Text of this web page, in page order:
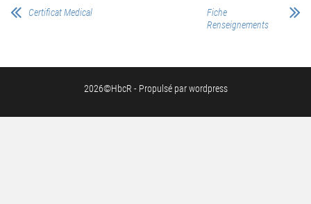
Certificat Medical
Fiche
Renseignements
2026©HbcR - Propulsé par wordpress